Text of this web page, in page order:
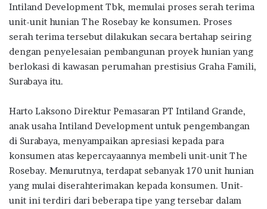
b
o
o
k
te
r
s
A
p
p
g
ra
m
e
Intiland Development Tbk, memulai proses serah terima
unit-unit hunian The Rosebay ke konsumen. Proses
serah terima tersebut dilakukan secara bertahap seiring
dengan penyelesaian pembangunan proyek hunian yang
berlokasi di kawasan perumahan prestisius Graha Famili,
Surabaya itu.
Harto Laksono Direktur Pemasaran PT Intiland Grande,
anak usaha Intiland Development untuk pengembangan
di Surabaya, menyampaikan apresiasi kepada para
konsumen atas kepercayaannya membeli unit-unit The
Rosebay. Menurutnya, terdapat sebanyak 170 unit hunian
yang mulai diserahterimakan kepada konsumen. Unit-
unit ini terdiri dari beberapa tipe yang tersebar dalam